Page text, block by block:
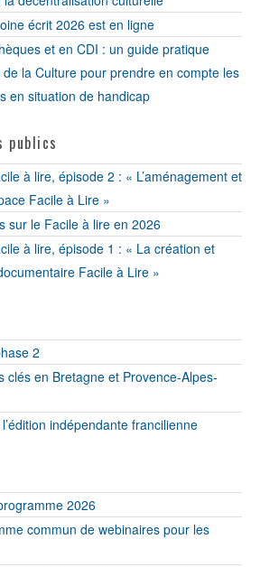
écrit 2026 est en ligne
et en CDI : un guide pratique
la Culture pour prendre en compte les
en situation de handicap
publics
à lire, épisode 2 : « L’aménagement et
Facile à Lire »
sur le Facile à lire en 2026
à lire, épisode 1 : « La création et
Facile à Lire »
2
clés en Bretagne et Provence-Alpes-
indépendante francilienne
2026
commun de webinaires pour les